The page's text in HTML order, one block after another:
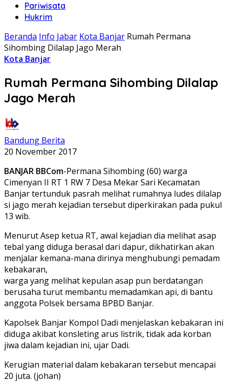
Pariwisata
Hukrim
Beranda Info Jabar Kota Banjar Rumah Permana
Sihombing Dilalap Jago Merah
Kota Banjar
Rumah Permana Sihombing Dilalap
Jago Merah
Bandung Berita
20 November 2017
BANJAR BBCom-Permana Sihombing (60) warga
Cimenyan II RT 1 RW 7 Desa Mekar Sari Kecamatan
Banjar tertunduk pasrah melihat rumahnya ludes dilalap
si jago merah kejadian tersebut diperkirakan pada pukul
13 wib.
Menurut Asep ketua RT, awal kejadian dia melihat asap
tebal yang diduga berasal dari dapur, dikhatirkan akan
menjalar kemana-mana dirinya menghubungi pemadam
kebakaran,
warga yang melihat kepulan asap pun berdatangan
berusaha turut membantu memadamkan api, di bantu
anggota Polsek bersama BPBD Banjar.
Kapolsek Banjar Kompol Dadi menjelaskan kebakaran ini
diduga akibat konsleting arus listrik, tidak ada korban
jiwa dalam kejadian ini, ujar Dadi.
Kerugian material dalam kebakaran tersebut mencapai
20 juta. (johan)